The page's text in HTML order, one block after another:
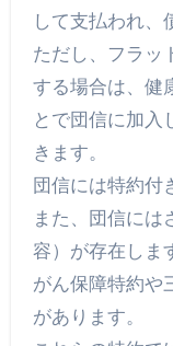
して支払われ、
ただし、フラッ
する場合は、健
とで団信に加入
きます。
団信には特約付
また、団信には
容）が存在しま
がん保障特約や
があります。